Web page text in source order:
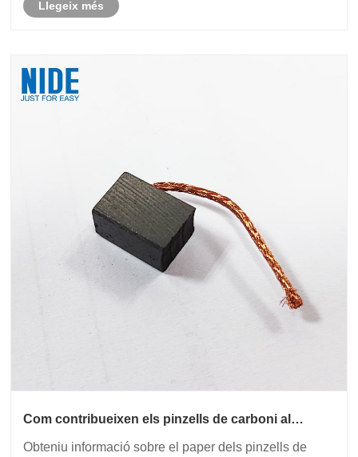
Llegeix més
Com contribueixen els pinzells de carboni al
Obteniu informació sobre el paper dels pinzells de